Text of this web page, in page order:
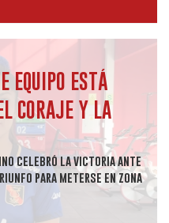
EQUIPO ESTÁ
CORAJE Y LA
celebró la victoria ante
para meterse en zona